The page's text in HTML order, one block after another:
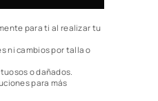
para ti al realizar tu
ni cambios por talla o
o dañados.
para más